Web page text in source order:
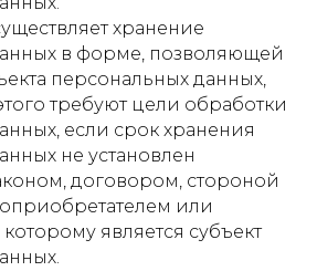
хранение
в форме, позволяющей
персональных данных,
требуют цели обработки
если срок хранения
не установлен
договором, стороной
или
является субъект